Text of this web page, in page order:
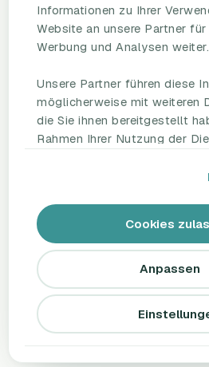
Informationen zu Ihrer
Website an unsere Partner
Werbung und Analysen weiter.
Unsere Partner führen diese
möglicherweise mit weiteren
die Sie ihnen bereitgestellt
Rahmen Ihrer Nutzung der
Cookies
Anpassen
Mitarbeiterbefragungs-
Plattform
Preise
HR Beirat
Über uns
© 2026 Honestly
AGBImpressum